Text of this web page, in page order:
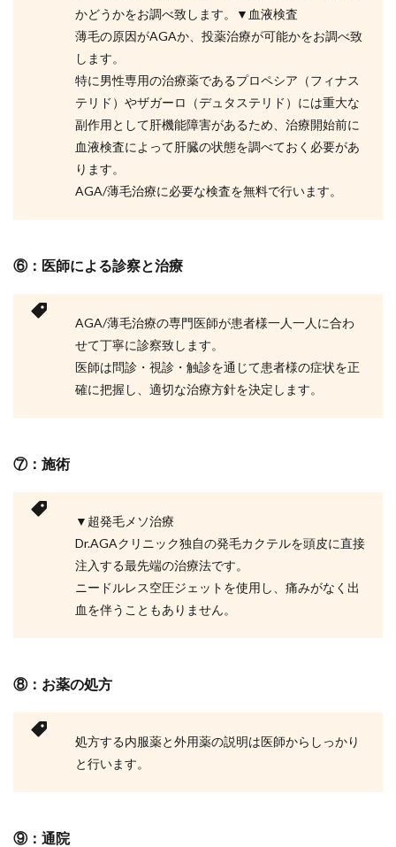
かどうかをお調べ致します。▼血液検査
薄毛の原因がAGAか、投薬治療が可能かをお調べ致
します。
特に男性専用の治療薬であるプロペシア（フィナス
テリド）やザガーロ（デュタステリド）には重大な
副作用として肝機能障害があるため、治療開始前に
血液検査によって肝臓の状態を調べておく必要があ
ります。
AGA/薄毛治療に必要な検査を無料で行います。
⑥：医師による診察と治療
AGA/薄毛治療の専門医師が患者様一人一人に合わ
せて丁寧に診察致します。
医師は問診・視診・触診を通じて患者様の症状を正
確に把握し、適切な治療方針を決定します。
⑦：施術
▼超発毛メソ治療
Dr.AGAクリニック独自の発毛カクテルを頭皮に直接
注入する最先端の治療法です。
ニードルレス空圧ジェットを使用し、痛みがなく出
血を伴うこともありません。
⑧：お薬の処方
処方する内服薬と外用薬の説明は医師からしっかり
と行います。
⑨：通院